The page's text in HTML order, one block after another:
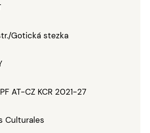
Gotická stezka
AT-CZ KCR 2021-27
Culturales